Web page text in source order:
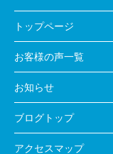
トップページ
お客様の声一覧
お知らせ
ブログトップ
アクセスマップ